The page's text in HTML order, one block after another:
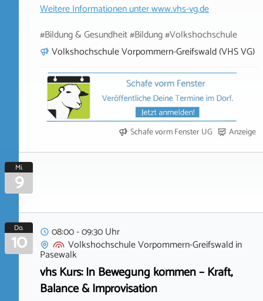
Weitere Informationen unterwww.vhs-vg.de
#Bildung & Gesundheit #Bildung #Volkshochschule
Volkshochschule Vorpommern-Greifswald (VHS VG)
Schafe vorm Fenster UG Anzeige
Mi.
9
Do.
10
08:00 - 09:30 Uhr
Volkshochschule Vorpommern-Greifswaldin
Pasewalk
vhs Kurs: In Bewegung kommen – Kraft,
Balance & Improvisation